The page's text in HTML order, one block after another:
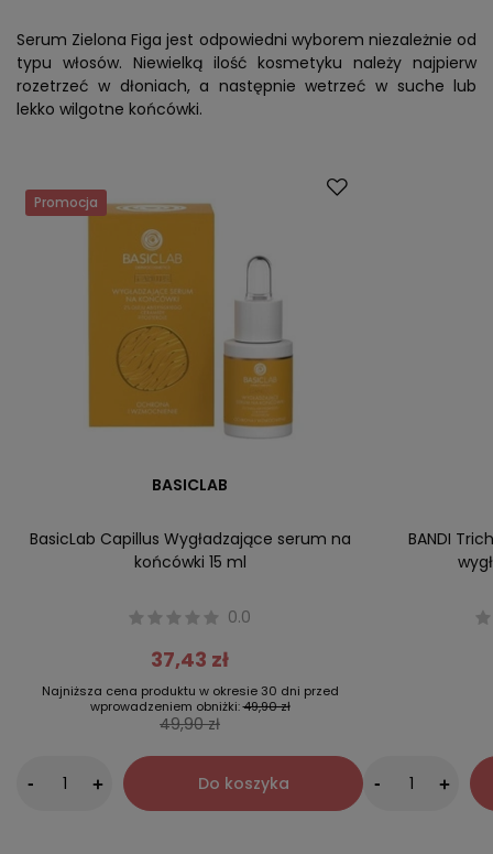
Serum Zielona Figa jest odpowiedni wyborem niezależnie od
typu włosów. Niewielką ilość kosmetyku należy najpierw
rozetrzeć w dłoniach, a następnie wetrzeć w suche lub
lekko wilgotne końcówki.
Promocja
BASICLAB
BasicLab Capillus Wygładzające serum na
końcówki 15 ml
0.0
37,43 zł
Najniższa cena produktu w okresie 30 dni przed
wprowadzeniem obniżki:49,90 zł
49,90 zł
- + Do koszyka
BANDI
- +